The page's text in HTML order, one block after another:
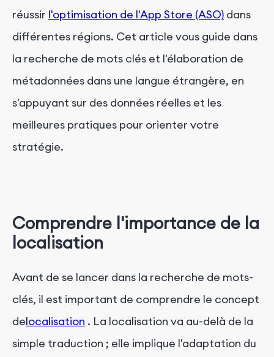
Optimiser avec des mots-clés locaux
Mettre à jour et tester régulièrement les
métadonnées
Conclusion
réussir l'optimisation de l'App Store (ASO) dans
différentes régions. Cet article vous guide dans
la recherche de mots clés et l'élaboration de
métadonnées dans une langue étrangère, en
s'appuyant sur des données réelles et les
meilleures pratiques pour orienter votre
stratégie.
Comprendre l'importance de la
localisation
Avant de se lancer dans la recherche de mots-
clés, il est important de comprendre le concept
delocalisation . La localisation va au-delà de la
simple traduction ; elle implique l'adaptation du